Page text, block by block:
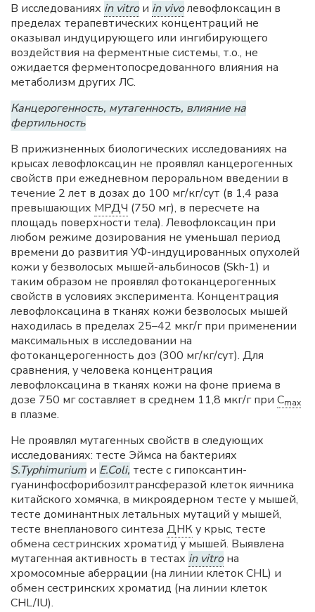
В исследованиях in vitroи in vivoлевофлоксацин в
пределах терапевтических концентраций не
оказывал индуцирующего или ингибирующего
воздействия на ферментные системы, т.о., не
ожидается ферментопосредованного влияния на
метаболизм других ЛС.
Канцерогенность, мутагенность, влияние на
фертильность
В прижизненных биологических исследованиях на
крысах левофлоксацин не проявлял канцерогенных
свойств при ежедневном пероральном введении в
течение 2 лет в дозах до 100 мг/кг/сут (в 1,4 раза
превышающих МРДЧ (750 мг), в пересчете на
площадь поверхности тела). Левофлоксацин при
любом режиме дозирования не уменьшал период
времени до развития УФ-индуцированных опухолей
кожи у безволосых мышей-альбиносов (Skh-1) и
таким образом не проявлял фотоканцерогенных
свойств в условиях эксперимента. Концентрация
левофлоксацина в тканях кожи безволосых мышей
находилась в пределах 25–42 мкг/г при применении
максимальных в исследовании на
фотоканцерогенность доз (300 мг/кг/сут). Для
сравнения, у человека концентрация
левофлоксацина в тканях кожи на фоне приема в
дозе 750 мг составляет в среднем 11,8 мкг/г при Cmax
в плазме.
Не проявлял мутагенных свойств в следующих
исследованиях: тесте Эймса на бактериях
S.Typhimurium и E.Coli, тесте с гипоксантин-
гуанинфосфорибозилтрансферазой клеток яичника
китайского хомячка, в микроядерном тесте у мышей,
тесте доминантных летальных мутаций у мышей,
тесте внепланового синтеза ДНКу крыс, тесте
обмена сестринских хроматид у мышей. Выявлена
мутагенная активность в тестах in vitroна
хромосомные аберрации (на линии клеток CHL) и
обмен сестринских хроматид (на линии клеток
CHL/IU).